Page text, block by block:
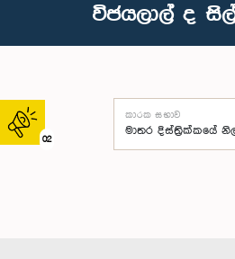
02
විජයලාල් ද
කාරක සභාව